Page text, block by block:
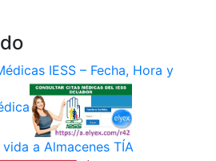
IESS – Fecha, Hora y
a Almacenes TÍA